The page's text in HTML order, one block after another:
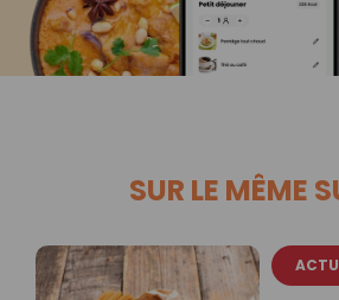
SUR LE MÊME